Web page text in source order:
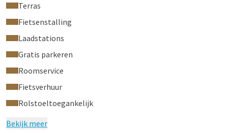
Terras
Fietsenstalling
Laadstations
Gratis parkeren
Roomservice
Fietsverhuur
Rolstoeltoegankelijk
Bekijk meer